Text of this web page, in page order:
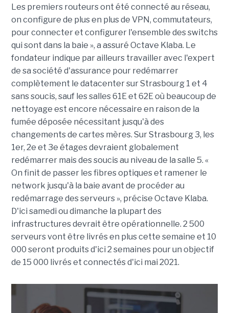
Les premiers routeurs ont été connecté au réseau,
on configure de plus en plus de VPN, commutateurs,
pour connecter et configurer l'ensemble des switchs
qui sont dans la baie », a assuré Octave Klaba. Le
fondateur indique par ailleurs travailler avec l'expert
de sa société d'assurance pour redémarrer
complètement le datacenter sur Strasbourg 1 et 4
sans soucis, sauf les salles 61E et 62E où beaucoup de
nettoyage est encore nécessaire en raison de la
fumée déposée nécessitant jusqu'à des
changements de cartes mères. Sur Strasbourg 3, les
1er, 2e et 3e étages devraient globalement
redémarrer mais des soucis au niveau de la salle 5. «
On finit de passer les fibres optiques et ramener le
network jusqu'à la baie avant de procéder au
redémarrage des serveurs », précise Octave Klaba.
D'ici samedi ou dimanche la plupart des
infrastructures devrait être opérationnelle. 2 500
serveurs vont être livrés en plus cette semaine et 10
000 seront produits d'ici 2 semaines pour un objectif
de 15 000 livrés et connectés d'ici mai 2021.